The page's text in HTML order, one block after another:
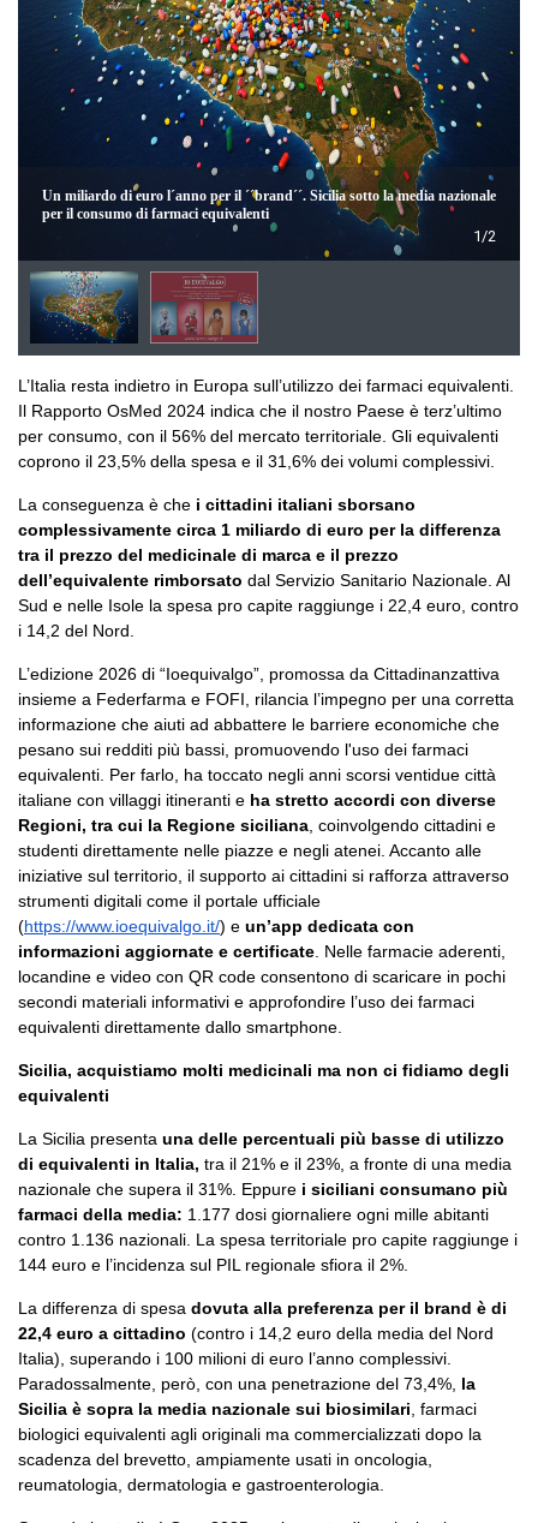
Un miliardo di euro l´anno per il ´´brand´´. Sicilia sotto la media nazionale
per il consumo di farmaci equivalenti
1/2
L’Italia resta indietro in Europa sull’utilizzo dei farmaci equivalenti.
Il Rapporto OsMed 2024 indica che il nostro Paese è terz’ultimo
per consumo, con il 56% del mercato territoriale. Gli equivalenti
coprono il 23,5% della spesa e il 31,6% dei volumi complessivi.
La conseguenza è che i cittadini italiani sborsano
complessivamente circa 1 miliardo di euro per la differenza
tra il prezzo del medicinale di marca e il prezzo
dell’equivalente rimborsato dal Servizio Sanitario Nazionale. Al
Sud e nelle Isole la spesa pro capite raggiunge i 22,4 euro, contro
i 14,2 del Nord.
L’edizione 2026 di “Ioequivalgo”, promossa da Cittadinanzattiva
insieme a Federfarma e FOFI, rilancia l’impegno per una corretta
informazione che aiuti ad abbattere le barriere economiche che
pesano sui redditi più bassi, promuovendo l'uso dei farmaci
equivalenti. Per farlo, ha toccato negli anni scorsi ventidue città
italiane con villaggi itineranti e ha stretto accordi con diverse
Regioni, tra cui la Regione siciliana, coinvolgendo cittadini e
studenti direttamente nelle piazze e negli atenei. Accanto alle
iniziative sul territorio, il supporto ai cittadini si rafforza attraverso
strumenti digitali come il portale ufficiale
(https://www.ioequivalgo.it/) e un’app dedicata con
informazioni aggiornate e certificate. Nelle farmacie aderenti,
locandine e video con QR code consentono di scaricare in pochi
secondi materiali informativi e approfondire l’uso dei farmaci
equivalenti direttamente dallo smartphone.
Sicilia, acquistiamo molti medicinali ma non ci fidiamo degli
equivalenti
La Sicilia presenta una delle percentuali più basse di utilizzo
di equivalenti in Italia, tra il 21% e il 23%, a fronte di una media
nazionale che supera il 31%. Eppure i siciliani consumano più
farmaci della media: 1.177 dosi giornaliere ogni mille abitanti
contro 1.136 nazionali. La spesa territoriale pro capite raggiunge i
144 euro e l’incidenza sul PIL regionale sfiora il 2%.
La differenza di spesa dovuta alla preferenza per il brand è di
22,4 euro a cittadino (contro i 14,2 euro della media del Nord
Italia), superando i 100 milioni di euro l’anno complessivi.
Paradossalmente, però, con una penetrazione del 73,4%, la
Sicilia è sopra la media nazionale sui biosimilari, farmaci
biologici equivalenti agli originali ma commercializzati dopo la
scadenza del brevetto, ampiamente usati in oncologia,
reumatologia, dermatologia e gastroenterologia.